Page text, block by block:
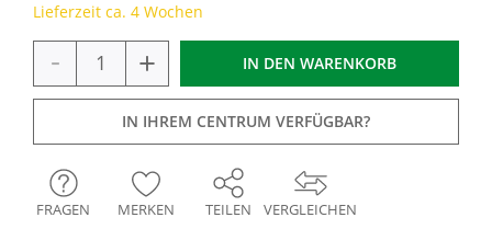
Lieferzeit ca. 4 Wochen
- + IN DEN WARENKORB
IN IHREM CENTRUM VERFÜGBAR?
VERGLEICHEN
FRAGEN MERKEN TEILEN